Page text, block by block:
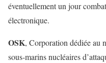
éventuellement un jour
électronique.
OSK, Corporation dédiée au
sous-marins nucléaires